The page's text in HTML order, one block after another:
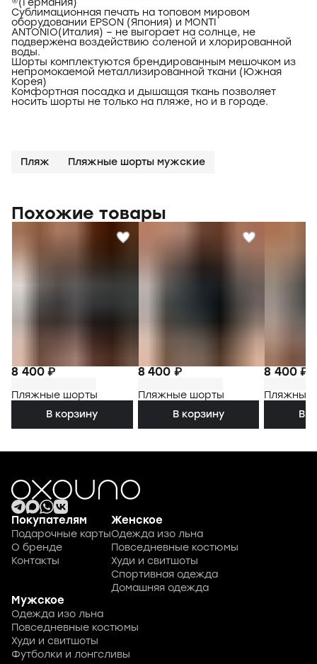
®(Германия)
Сублимационная печать на топовом мировом
оборудовании EPSON (Япония) и MONTI
ANTONIO(Италия) – не выгорает на солнце, не
подвержена воздействию соленой и хлорированной
воды.
Шорты комплектуются брендированным мешочком из
непромокаемой металлизированной ткани (Южная
Корея)
Комфортная посадка и дышащая ткань позволяет
носить шорты не только на пляже, но и в городе.
Пляж Пляжные шорты мужские
Похожие товары
8 400 ₽
Пляжные шорты
В корзину
8 400 ₽
Пляжные шорты
В корзину
8 400 ₽
Пляжные
В
Покупателям
Подарочные карты
О бренде
Контакты
Женское
Одежда изо льна
Повседневные костюмы
Худи и свитшоты
Спортивная одежда
Домашняя одежда
Мужское
Одежда изо льна
Повседневные костюмы
Худи и свитшоты
Футболки и лонгсливы